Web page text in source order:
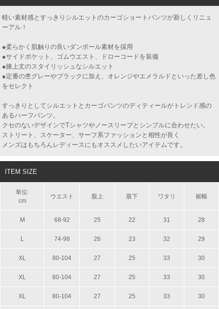
軽い素材感とすっきりシルエットのカーゴショートパンツが新しくリニュ
ーアル！
●柔らかく肌触りの良いダンボール素材を採用
●サイドポケット、ゴムウエスト、ドローコードを装備
●膝上丈のスタイリッシュなシルエット
●定番の杢グレーやブラックに加え、オレンジやエメラルドといった差し色
をセレクト
すっきりとしてシルエットとカーゴパンツのディティールがトレンド感の
あるハーフパンツ。
クセのないデザインでTシャツやノースリーブとシンプルに合わせたい。
ストリート、スケーター、サーフ系ファッションと相性が良く
メンズはもちろんレディースにもオススメしたいアイテムです。
ITEM SIZE
単位:
cm
ウエスト 股上 股下 ワタリ 裾幅
M 68-92 25 22 31 28
L 74-98 26 23 32 29
XL 80-104 27 25 33 30
XL 80-104 27 25 33 30
XL 80-104 27 25 33 30